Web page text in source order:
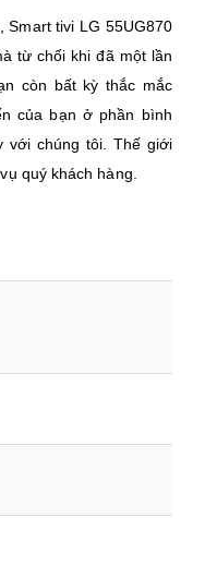
Smart tivi LG 55UG870
từ chối khi đã một lần
còn bất kỳ thắc mắc
của bạn ở phần bình
với chúng tôi. Thế giới
quý khách hàng.